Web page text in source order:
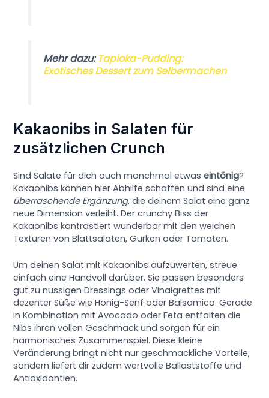
Mehr dazu:Tapioka-Pudding:
Exotisches Dessert zum Selbermachen
Kakaonibs in Salaten für
zusätzlichen Crunch
Sind Salate für dich auch manchmal etwaseintönig?
Kakaonibs können hier Abhilfe schaffen und sind eine
überraschende Ergänzung, die deinem Salat eine ganz
neue Dimension verleiht. Der crunchy Biss der
Kakaonibs kontrastiert wunderbar mit den weichen
Texturen von Blattsalaten, Gurken oder Tomaten.
Um deinen Salat mit Kakaonibs aufzuwerten, streue
einfach eine Handvoll darüber. Sie passen besonders
gut zu nussigen Dressings oder Vinaigrettes mit
dezenter Süße wie Honig-Senf oder Balsamico. Gerade
in Kombination mit Avocado oder Feta entfalten die
Nibs ihren vollen Geschmack und sorgen für ein
harmonisches Zusammenspiel. Diese kleine
Veränderung bringt nicht nur geschmackliche Vorteile,
sondern liefert dir zudem wertvolle Ballaststoffe und
Antioxidantien.